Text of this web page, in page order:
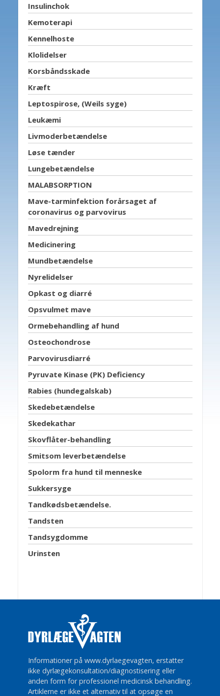
Insulinchok
Kemoterapi
Kennelhoste
Klolidelser
Korsbåndsskade
Kræft
Leptospirose, (Weils syge)
Leukæmi
Livmoderbetændelse
Løse tænder
Lungebetændelse
MALABSORPTION
Mave-tarminfektion forårsaget af
coronavirus og parvovirus
Mavedrejning
Medicinering
Mundbetændelse
Nyrelidelser
Opkast og diarré
Opsvulmet mave
Ormebehandling af hund
Osteochondrose
Parvovirusdiarré
Pyruvate Kinase (PK) Deficiency
Rabies (hundegalskab)
Skedebetændelse
Skedekathar
Skovflåter-behandling
Smitsom leverbetændelse
Spolorm fra hund til menneske
Sukkersyge
Tandkødsbetændelse.
Tandsten
Tandsygdomme
Urinsten
Informationer på www.dyrlaegevagten, erstatter
ikke dyrlægekonsultation/diagnostisering eller
anden form for professionel medicinsk behandling.
Artiklerne er ikke et alternativ til at opsøge en